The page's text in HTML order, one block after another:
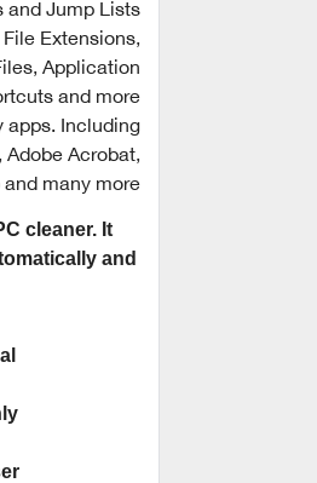
Extensions,
Application
and more…
Including
Acrobat,
many more…
cleaner. It
and